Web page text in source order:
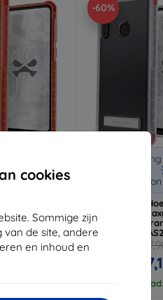
cookies
Sommige zijn
de site, andere
en inhoud en
EXTRA10
4, roze
-60%
Korting
coupon
Ghostek -
Samsung
Covert 4,
€
€
Op